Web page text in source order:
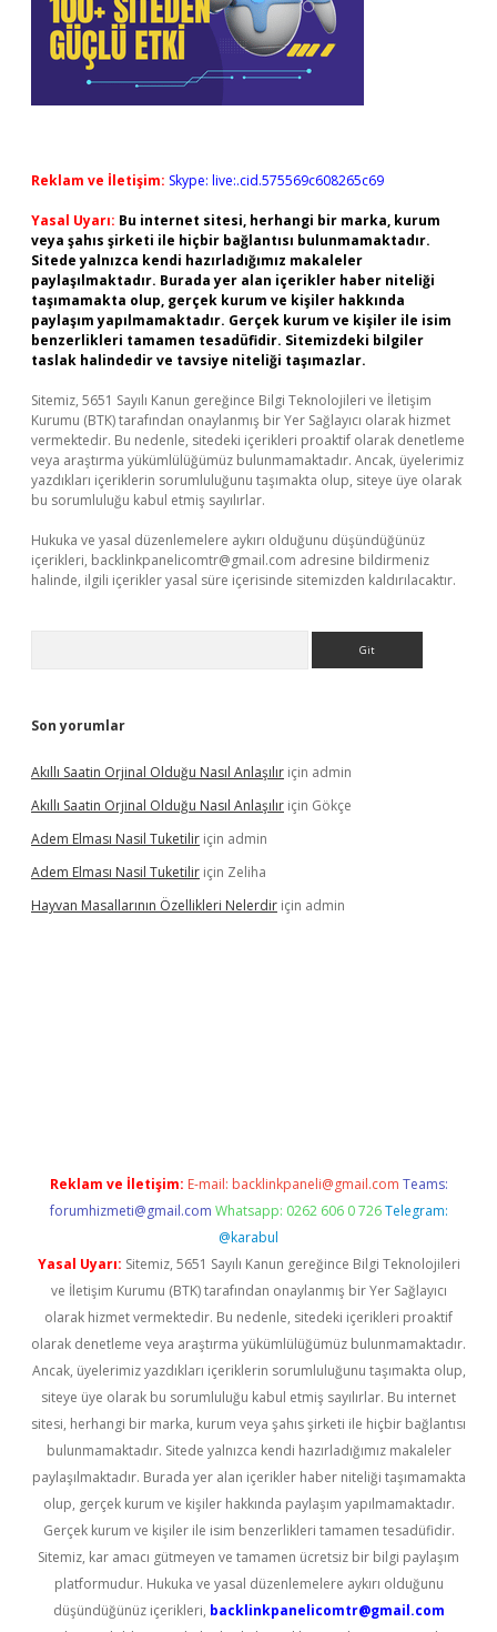
Reklam ve İletişim: Skype: live:.cid.575569c608265c69
Yasal Uyarı: Bu internet sitesi, herhangi bir marka, kurum
veya şahıs şirketi ile hiçbir bağlantısı bulunmamaktadır.
Sitede yalnızca kendi hazırladığımız makaleler
paylaşılmaktadır. Burada yer alan içerikler haber niteliği
taşımamakta olup, gerçek kurum ve kişiler hakkında
paylaşım yapılmamaktadır. Gerçek kurum ve kişiler ile isim
benzerlikleri tamamen tesadüfidir. Sitemizdeki bilgiler
taslak halindedir ve tavsiye niteliği taşımazlar.
Sitemiz, 5651 Sayılı Kanun gereğince Bilgi Teknolojileri ve İletişim
Kurumu (BTK) tarafından onaylanmış bir Yer Sağlayıcı olarak hizmet
vermektedir. Bu nedenle, sitedeki içerikleri proaktif olarak denetleme
veya araştırma yükümlülüğümüz bulunmamaktadır. Ancak, üyelerimiz
yazdıkları içeriklerin sorumluluğunu taşımakta olup, siteye üye olarak
bu sorumluluğu kabul etmiş sayılırlar.
Hukuka ve yasal düzenlemelere aykırı olduğunu düşündüğünüz
içerikleri, backlinkpanelicomtr@gmail.com adresine bildirmeniz
halinde, ilgili içerikler yasal süre içerisinde sitemizden kaldırılacaktır.
Son yorumlar
Akıllı Saatin Orjinal Olduğu Nasıl Anlaşılır için admin
Akıllı Saatin Orjinal Olduğu Nasıl Anlaşılır için Gökçe
Adem Elması Nasil Tuketilir için admin
Adem Elması Nasil Tuketilir için Zeliha
Hayvan Masallarının Özellikleri Nelerdir için admin
Reklam ve İletişim: E-mail: backlinkpaneli@gmail.com Teams:
forumhizmeti@gmail.com Whatsapp: 0262 606 0 726 Telegram:
@karabul
Yasal Uyarı: Sitemiz, 5651 Sayılı Kanun gereğince Bilgi Teknolojileri
ve İletişim Kurumu (BTK) tarafından onaylanmış bir Yer Sağlayıcı
olarak hizmet vermektedir. Bu nedenle, sitedeki içerikleri proaktif
olarak denetleme veya araştırma yükümlülüğümüz bulunmamaktadır.
Ancak, üyelerimiz yazdıkları içeriklerin sorumluluğunu taşımakta olup,
siteye üye olarak bu sorumluluğu kabul etmiş sayılırlar. Bu internet
sitesi, herhangi bir marka, kurum veya şahıs şirketi ile hiçbir bağlantısı
bulunmamaktadır. Sitede yalnızca kendi hazırladığımız makaleler
paylaşılmaktadır. Burada yer alan içerikler haber niteliği taşımamakta
olup, gerçek kurum ve kişiler hakkında paylaşım yapılmamaktadır.
Gerçek kurum ve kişiler ile isim benzerlikleri tamamen tesadüfidir.
Sitemiz, kar amacı gütmeyen ve tamamen ücretsiz bir bilgi paylaşım
platformudur. Hukuka ve yasal düzenlemelere aykırı olduğunu
düşündüğünüz içerikleri, backlinkpanelicomtr@gmail.com